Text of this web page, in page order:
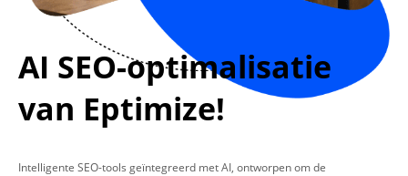
AI SEO-optimalisatie
van Eptimize!
Intelligente SEO-tools geïntegreerd met AI, ontworpen om de